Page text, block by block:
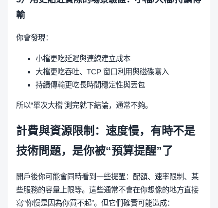
輸
你會發現：
小檔更吃延遲與連線建立成本
大檔更吃吞吐、TCP 窗口利用與磁碟寫入
持續傳輸更吃長時間穩定性與丟包
所以“單次大檔”測完就下結論，通常不夠。
計費與資源限制：速度慢，有時不是
技術問題，是你被“預算提醒”了
開戶後你可能會同時看到一些提醒：配額、速率限制、某
些服務的容量上限等。這些通常不會在你想像的地方直接
寫“你慢是因為你買不起”。但它們確實可能造成：